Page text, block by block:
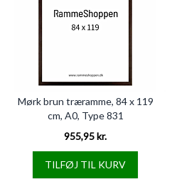
Mørk brun træramme, 84 x 119
cm, A0, Type 831
955,95 kr.
TILFØJ TIL KURV